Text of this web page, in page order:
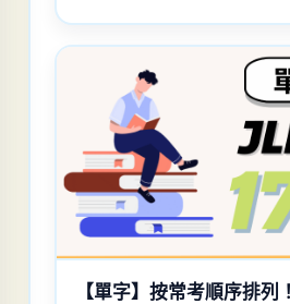
【單字】按常考順序排列